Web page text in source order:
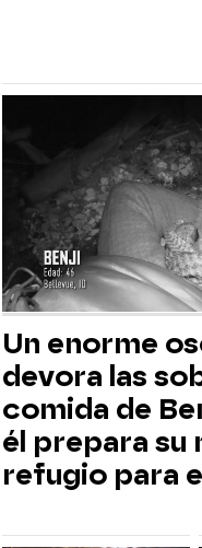
Un enorme
devora las
comida de
él prepara su
refugio para